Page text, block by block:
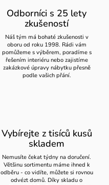
Odborníci s 25 lety
zkušeností
Náš tým má bohaté zkušenosti v
oboru od roku 1998. Rádi vám
pomůžeme s výběrem, poradíme s
řešením interiéru nebo zajistíme
zakázkové úpravy nábytku přesně
podle vašich přání.
Vybírejte z tisíců kusů
skladem
Nemusíte čekat týdny na doručení.
Většinu sortimentu máme ihned k
odběru - co vidíte, můžete si rovnou
odvézt domů. Díky skladu o